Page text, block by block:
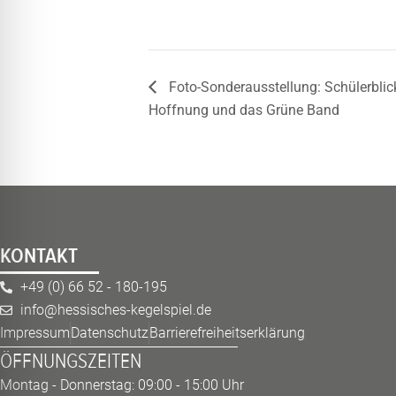
Foto-Sonderausstellung:
Hoffnung und das Grüne Band
KONTAKT
+49 (0) 66 52 - 180-195
info@hessisches-kegelspiel.de
Impressum DatenschutzBarrierefreiheitserklärung
ÖFFNUNGSZEITEN
Montag - Donnerstag: 09:00 - 15:00 Uhr